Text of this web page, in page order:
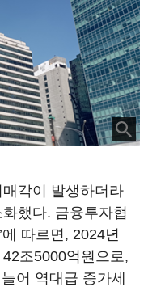
각이 발생하더라
했다. 금융투자협
따르면, 2024년
조5000억원으로,
어 역대급 증가세